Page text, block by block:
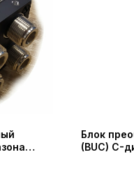
Блок
(BUC) C-